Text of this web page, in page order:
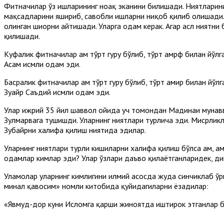
Фитначилар ўз ишларининг ноҳақ эканини билишади.
мақсадларини яшириб, савобли ишларни ниқоб қилиб олишади.
олинган шиорни айтишади. Уларга одам керак. Агар асл
қилишади.
Куфалик фитначилар ҳам тўрт гуруҳ бўлиб, тўрт амрф билан
Асам исмли одам эди.
Басралик фитначилар ҳам тўрт гуруҳ бўлиб, тўрт амир билан
Зуҳайр Саъдий исмли одам эди.
Улар ҳижрий 35 йил шаввол ойида уч томондан Мадинаи
Зулмарвага тушишди. Уларнинг ниятлари турлича эди.
Зубайрни халифа қилиш ниятида эдилар.
Уларнинг ниятлари турли кишиларни халифа қилиш бўлса ҳам,
одамлар кимлар эди? Улар ўзлари даъво қилаётганларидек,
Уламолар уларнинг кимлигини илмий асосда жуда синчиклаб
минал қавосим» номли китобида қуйидагиларни ёзадилар:
«Явмуд-дор куни Исломга қарши жиноятда иштирок этганлар